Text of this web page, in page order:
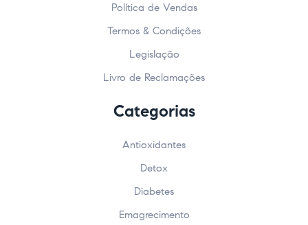
Política de Vendas
Termos & Condições
Legislação
Livro de Reclamações
Categorias
Antioxidantes
Detox
Diabetes
Emagrecimento